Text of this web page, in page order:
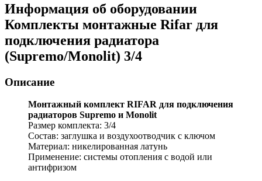
Информация об оборудовании
Комплекты монтажные Rifar для
подключения радиатора
(Supremo/Monolit) 3/4
Описание
Монтажный комплект RIFAR для подключения
радиаторов Supremo и Monolit
Размер комплекта: 3/4
Состав: заглушка и воздухоотводчик с ключом
Материал: никелированная латунь
Применение: системы отопления с водой или
антифризом